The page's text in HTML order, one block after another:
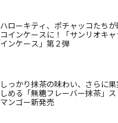
ハローキティ、ポチャッコたち
コインケースに！「サンリオキ
インケース」第２弾
しっかり抹茶の味わい、さらに
しめる「無糖フレーバー抹茶」ス
マンゴー新発売